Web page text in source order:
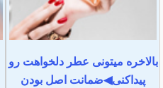
بالاخره میتونی عطر دلخواهت رو
پیداکنی◀ضمانت اصل بودن